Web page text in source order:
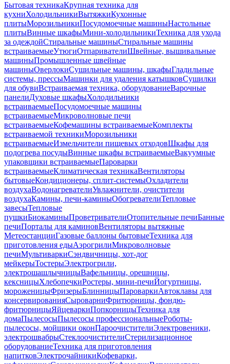
Бытовая техникаКрупная техника для
кухниХолодильникиВытяжкиКухонные
плитыМорозильникиПосудомоечные машиныНастольные
плитыВинные шкафыМини-холодильникиТехника для ухода
за одеждойСтиральные машиныСтиральные машины
встраиваемыеУтюгиОтпаривателиШвейные, вышивальные
машиныПромышленные швейные
машиныОверлокиСушильные машины, шкафыГладильные
системы, прессыМашинки для удаления катышковСушилки
для обувиВстраиваемая техника, оборудованиеВарочные
панелиДуховые шкафыХолодильники
встраиваемыеПосудомоечные машины
встраиваемыеМикроволновые печи
встраиваемыеКофемашины встраиваемыеКомплекты
встраиваемой техникиМорозильники
встраиваемыеИзмельчители пищевых отходовШкафы для
подогрева посудыВинные шкафы встраиваемыеВакуумные
упаковщики встраиваемыеПароварки
встраиваемыеКлиматическая техникаВентиляторы
бытовыеКондиционеры, сплит-системыОхладители
воздухаВодонагревателиУвлажнители, очистители
воздухаКамины, печи-каминыОбогревателиТепловые
завесыТепловые
пушкиБиокаминыПроветривателиОтопительные печиБанные
печиПорталы для каминовВентиляторы вытяжные
МетеостанцииГазовые баллоны бытовыеТехника для
приготовления едыАэрогрилиМикроволновые
печиМультиваркиСэндвичницы, хот-дог
мейкерыТостерыЭлектрогрили,
электрошашлычницыВафельницы, орешницы,
кексницыХлебопечкиРостеры, мини-печиЙогуртницы,
мороженицыФризерыБлинницыПароваркиАвтоклавы для
консервированияСыроварниФритюрницы, фондю-
фритюрницыЯйцеваркиПопкорницыТехника для
домаПылесосыПылесосы профессиональныеРоботы-
пылесосы, мойщики оконПароочистителиЭлектровеники,
электрошвабрыСтеклоочистителиСтерилизационное
оборудованиеТехника для приготовления
напитковЭлектрочайникиКофеварки,